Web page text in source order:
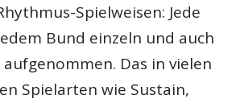
Spielweisen: Jede
Bund einzeln und auch
Das in vielen
Spielarten wie Sustain,